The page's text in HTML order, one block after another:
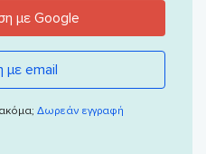
με Google
με email
Δωρεάν εγγραφή